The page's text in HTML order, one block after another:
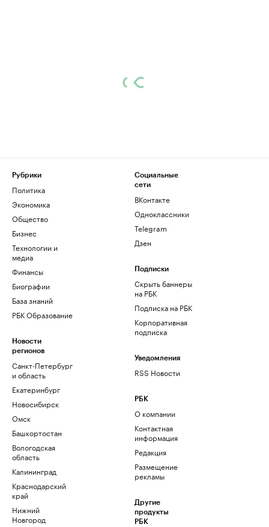
Рубрики
Политика
Экономика
Общество
Бизнес
Технологии и
медиа
Финансы
Биографии
База знаний
РБК Образование
Новости
регионов
Санкт-Петербург
и область
Екатеринбург
Новосибирск
Омск
Башкортостан
Вологодская
область
Калининград
Краснодарский
край
Нижний
Новгород
Социальные
сети
ВКонтакте
Одноклассники
Telegram
Дзен
Подписки
Скрыть баннеры
на РБК
Подписка на РБК
Корпоративная
подписка
Уведомления
RSS Новости
РБК
О компании
Контактная
информация
Редакция
Размещение
рекламы
Другие
продукты
РБК